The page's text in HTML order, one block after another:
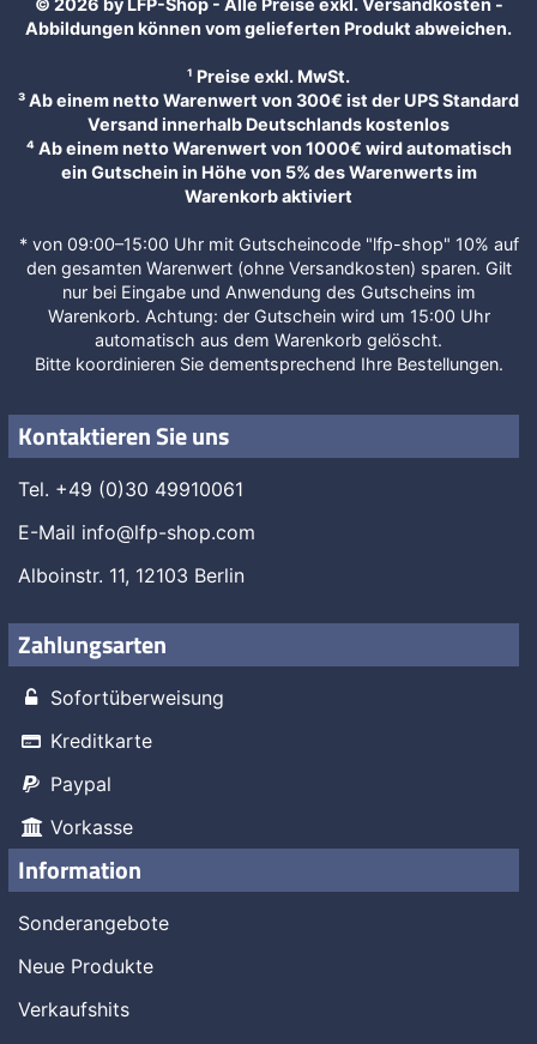
sind in den Versionen ablösbar oder permanent
sowie mit und ohne Laminat verfügbar, die Sie bei
online drucken können.
© 2026 by LFP-Shop - Alle Preise exkl.Versandkosten
Abbildungen können vom gelieferten Produkt abweichen.
¹ Preise exkl. MwSt.
³ Ab einem netto Warenwert von 300€ ist der UPS Standard
Versand innerhalb Deutschlands kostenlos
⁴ Ab einem netto Warenwert von 1000€ wird automatisch
ein Gutschein in Höhe von 5% des Warenwerts im
Warenkorb aktiviert
den gesamten Warenwert (ohne Versandkosten) sparen. Gilt
nur bei Eingabe und Anwendung des Gutscheins im
Warenkorb. Achtung: der Gutschein wird um 15:00 Uhr
automatisch aus dem Warenkorb gelöscht.
Bitte koordinieren Sie dementsprechend Ihre Bestellungen.
Tel. +49 (0)30 49910061
E-Mailinfo@lfp-shop.com
Alboinstr. 11, 12103 Berlin
Zahlungsarten
Sofortüberweisung